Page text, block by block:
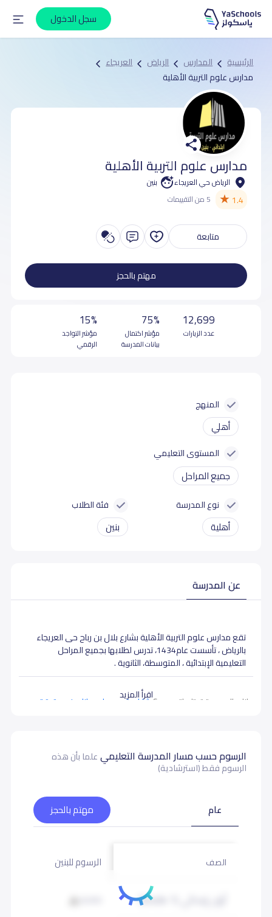
سجل الدخول
الرئيسية المدارس الرياض
العريجاء
مدارس علوم التربية الأهلية
مدارس علوم التربية الأهلية
الرياض حي العريجاء بنين
1.4
★ 5 من التقييمات
متابعة
مهتم بالحجز
12,699
عدد الزيارات
75%
مؤشر اكتمال
بيانات المدرسة
15%
مؤشر التواجد
الرقمي
المنهج
أهلي
المستوى التعليمي
جميع المراحل
نوع المدرسة
أهلية
فئة الطلاب
بنين
عن المدرسة
اقرأ المزيد
تقع مدارس علوم التربية الأهلية بشارع بلال بن رباح حى العريجاء
بالرياض ، تأسست عام1434،
تدرس لطلابها بجميع المراحل
التعليمية الإبتدائية ، المتوسطة، الثانوية .
بيانات المدرسة تحتاج لتصحيح ؟شارك بتصحيح اي بيانات غير دقيقة
الرسوم حسب مسار المدرسة التعليميعلما بأن هذه
الرسوم فقط (استرشادية)
عام مهتم بالحجز
الصف الرسوم للبنين